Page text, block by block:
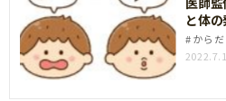
と体
からだ
2022.7.1